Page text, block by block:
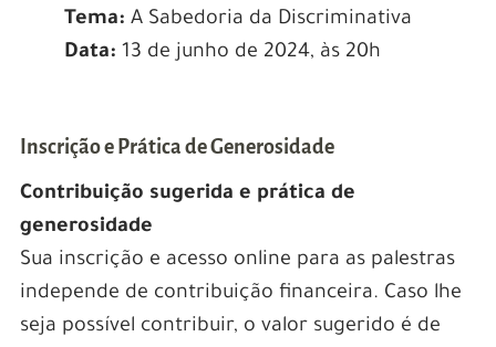
Tema: A Sabedoria da Discriminativa
Data: 13 de junho de 2024, às 20h
Inscrição e Prática de Generosidade
Contribuição sugerida e prática de
generosidade
Sua inscrição e acesso online para as palestras
independe de contribuição financeira. Caso lhe
seja possível contribuir, o valor sugerido é de